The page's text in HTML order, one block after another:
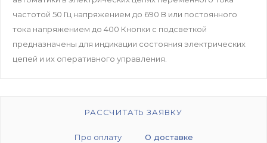
частотой 50 Гц напряжением до 690 В или постоянного
тока напряжением до 400 Кнопки с подсветкой
предназначены для индикации состояния электрических
цепей и их оперативного управления.
РАССЧИТАТЬ ЗАЯВКУ
Про оплату О доставке